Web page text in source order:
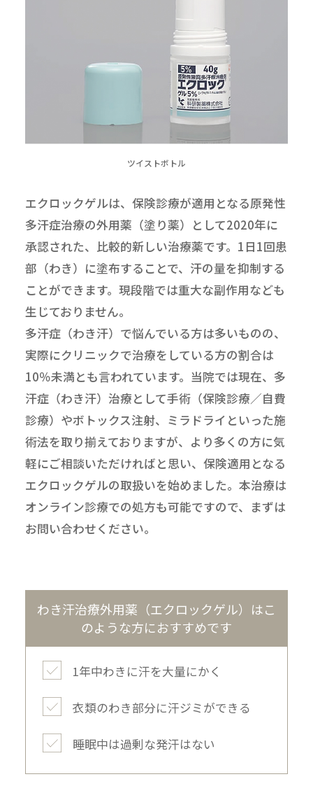
ツイストボトル
エクロックゲルは、保険診療が適用となる原発性
多汗症治療の外用薬（塗り薬）として2020年に
承認された、比較的新しい治療薬です。1日1回患
部（わき）に塗布することで、汗の量を抑制する
ことができます。現段階では重大な副作用なども
生じておりません。
多汗症（わき汗）で悩んでいる方は多いものの、
実際にクリニックで治療をしている方の割合は
10％未満とも言われています。当院では現在、多
汗症（わき汗）治療として手術（保険診療／自費
診療）やボトックス注射、ミラドライといった施
術法を取り揃えておりますが、より多くの方に気
軽にご相談いただければと思い、保険適用となる
エクロックゲルの取扱いを始めました。本治療は
オンライン診療での処方も可能ですので、まずは
お問い合わせください。
わき汗治療外用薬（エクロックゲル）はこ
のような方におすすめです
1年中わきに汗を大量にかく
衣類のわき部分に汗ジミができる
睡眠中は過剰な発汗はない